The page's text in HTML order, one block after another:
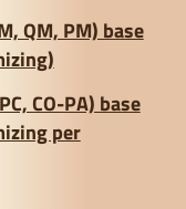
QM, PM) base
CO-PA) base
per